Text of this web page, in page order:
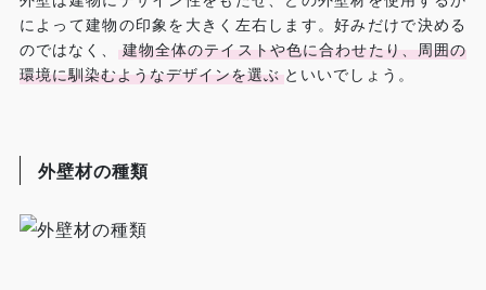
によって建物の印象を大きく左右します。好みだけで決める
のではなく、
建物全体のテイストや色に合わせたり、周囲の
環境に馴染むようなデザインを選ぶ といいでしょう。
外壁材の種類